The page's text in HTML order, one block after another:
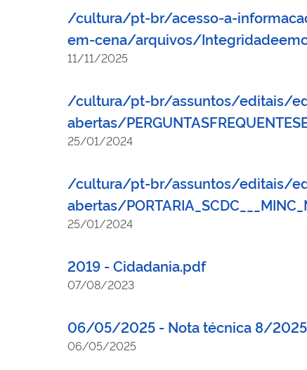
/cultura/pt-br/acesso-a-
em-cena/arquivos/
11/11/2025
/cultura/pt-br/assuntos/editais/
abertas/
25/01/2024
/cultura/pt-br/assuntos/editais/
abertas/
25/01/2024
2019 - Cidadania.pdf
07/08/2023
06/05/2025 - Nota técnica 8/2025
06/05/2025